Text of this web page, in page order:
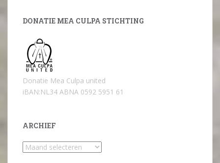
DONATIE MEA CULPA STICHTING
Donatie Mea Culpa united
iBAN:NL34 ABNA 0592 5951 61
ARCHIEF
Archief